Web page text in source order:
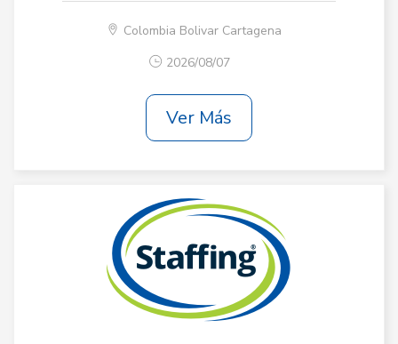
Colombia Bolivar Cartagena
2026/08/07
Ver Más